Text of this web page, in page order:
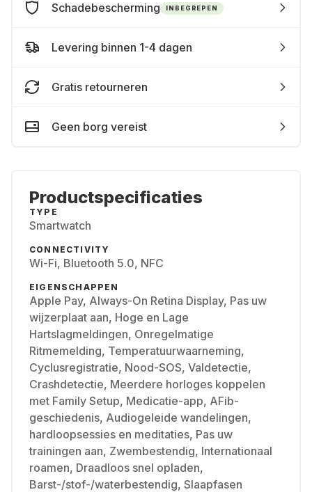
Schadebescherming INBEGREPEN
Levering binnen 1-4 dagen
Gratis retourneren
Geen borg vereist
Productspecificaties
TYPE
Smartwatch
CONNECTIVITY
Wi-Fi, Bluetooth 5.0, NFC
EIGENSCHAPPEN
Apple Pay, Always-On Retina Display, Pas uw
wijzerplaat aan, Hoge en Lage
Hartslagmeldingen, Onregelmatige
Ritmemelding, Temperatuurwaarneming,
Cyclusregistratie, Nood-SOS, Valdetectie,
Crashdetectie, Meerdere horloges koppelen
met Family Setup, Medicatie-app, AFib-
geschiedenis, Audiogeleide wandelingen,
hardloopsessies en meditaties, Pas uw
trainingen aan, Zwembestendig, Internationaal
roamen, Draadloos snel opladen,
Barst-/stof-/waterbestendig, Slaapfasen